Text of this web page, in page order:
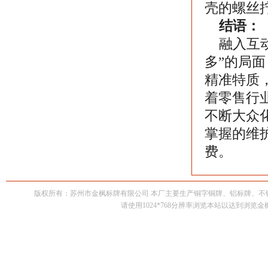
壳的螺丝
结语：
融入互
多”的局
精准特质
着零售行
不断大众
掌握的维
费。
版权所有：苏州市金枫标牌有限公司 本厂主要生产铜字铜牌、铝标牌、
请使用1024*768分辨率浏览本站以达到浏览